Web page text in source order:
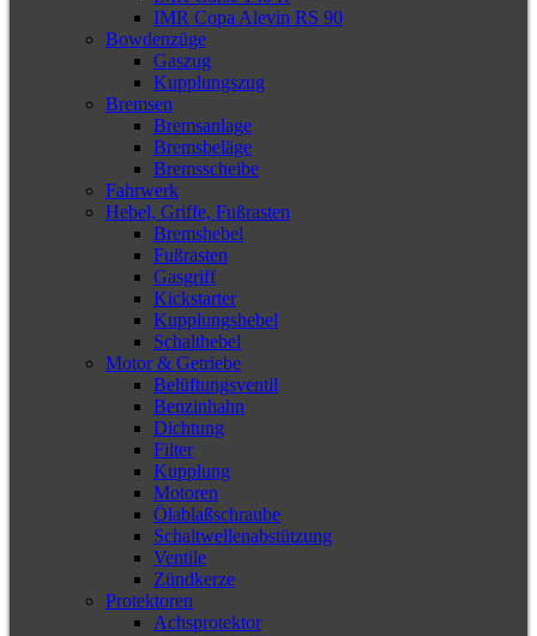
IMR Copa Alevin RS 90
Bowdenzüge
Gaszug
Kupplungszug
Bremsen
Bremsanlage
Bremsbeläge
Bremsscheibe
Fahrwerk
Hebel, Griffe, Fußrasten
Bremshebel
Fußrasten
Gasgriff
Kickstarter
Kupplungshebel
Schalthebel
Motor & Getriebe
Belüftungsventil
Benzinhahn
Dichtung
Filter
Kupplung
Motoren
Ölablaßschraube
Schaltwellenabstützung
Ventile
Zündkerze
Protektoren
Achsprotektor